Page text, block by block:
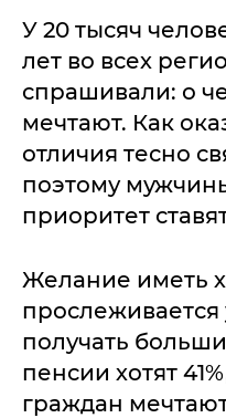
У 20 тысяч
лет во всех
спрашивали: о
мечтают. Как
отличия тесно
поэтому
приоритет
Желание иметь
прослеживается
получать
пенсии хотят
граждан